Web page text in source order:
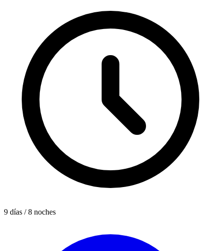
9 días / 8 noches